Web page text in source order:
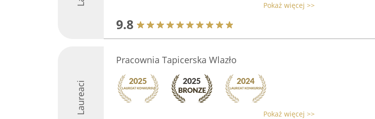
Pokaż więcej >>
9.8
Laureaci
Pracownia Tapicerska Wlazło
Pokaż więcej >>